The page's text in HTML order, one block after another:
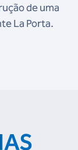
de uma
La Porta.